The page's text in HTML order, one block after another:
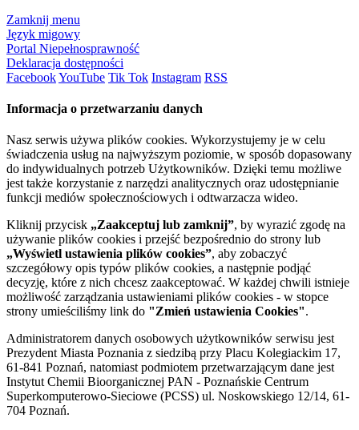
Zamknij menu
Język migowy
Portal Niepełnosprawność
Deklaracja dostępności
FacebookYouTube Tik Tok Instagram RSS
Informacja o przetwarzaniu danych
Nasz serwis używa plików cookies. Wykorzystujemy je w celu
świadczenia usług na najwyższym poziomie, w sposób dopasowany
do indywidualnych potrzeb Użytkowników. Dzięki temu możliwe
jest także korzystanie z narzędzi analitycznych oraz udostępnianie
funkcji mediów społecznościowych i odtwarzacza wideo.
Kliknij przycisk „Zaakceptuj lub zamknij”, by wyrazić zgodę na
używanie plików cookies i przejść bezpośrednio do strony lub
„Wyświetl ustawienia plików cookies”, aby zobaczyć
szczegółowy opis typów plików cookies, a następnie podjąć
decyzję, które z nich chcesz zaakceptować. W każdej chwili istnieje
możliwość zarządzania ustawieniami plików cookies - w stopce
strony umieściliśmy link do "Zmień ustawienia Cookies".
Administratorem danych osobowych użytkowników serwisu jest
Prezydent Miasta Poznania z siedzibą przy Placu Kolegiackim 17,
61-841 Poznań, natomiast podmiotem przetwarzającym dane jest
Instytut Chemii Bioorganicznej PAN - Poznańskie Centrum
Superkomputerowo-Sieciowe (PCSS) ul. Noskowskiego 12/14, 61-
704 Poznań.